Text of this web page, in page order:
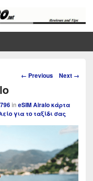
Image
← Previous Next →
in eSIM Airalo κάρτα
για το ταξίδι σας